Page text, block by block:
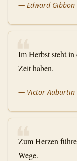
— Edward Gibbon
❝
Im Herbst steht
Zeit haben.
— Victor Auburtin
❝
Zum Herzen
Wege.